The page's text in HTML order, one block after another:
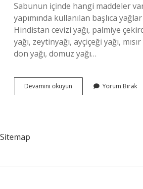
Sabunun içinde hangi maddeler
yapımında kullanılan başlıca
Hindistan cevizi yağı, palmiye
yağı, zeytinyağı, ayçiçeği yağı,
don yağı, domuz yağı…
Devamını okuyun
Sabunun
Yorum Bırak
Sitemap